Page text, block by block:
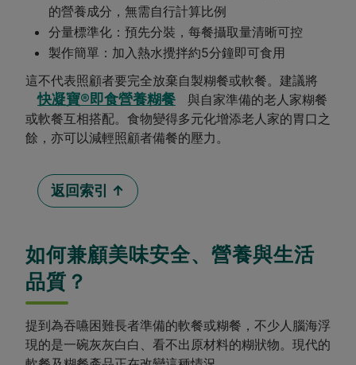
的營養成分，無需自行計算比例
分量標準化：預先分裝，每餐攝取量清晰可控
製作簡單：加入熱水攪拌約5分鐘即可食用
這不代表照顧者要完全放棄自製糊餐或軟餐。建議將
快凝寶®即食營養糊餐
與自家準備的老人家糊餐
或軟餐互相搭配。食物變得多元化增添老人家的胃口之
餘，亦可以減輕照顧者備餐的壓力。
返回索引 ↑
如何兼顧美味安全、營養與生活
品質？
提到為吞嚥困難長者準備的軟餐或糊餐，不少人腦海浮
現的是一碗灰灰白白、看不出原材料的糊狀物。現代的